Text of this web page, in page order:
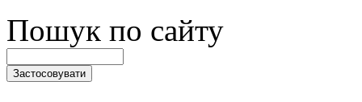
Пошук по сайту